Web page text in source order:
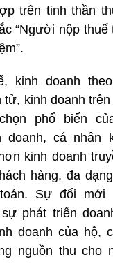
trên tinh thần
“Người nộp
kinh doanh
kinh doanh
phổ biến
doanh, cá nhân
kinh doanh
hàng, đa
Sự đổi mới
phát triển
doanh của hộ,
nguồn thu cho